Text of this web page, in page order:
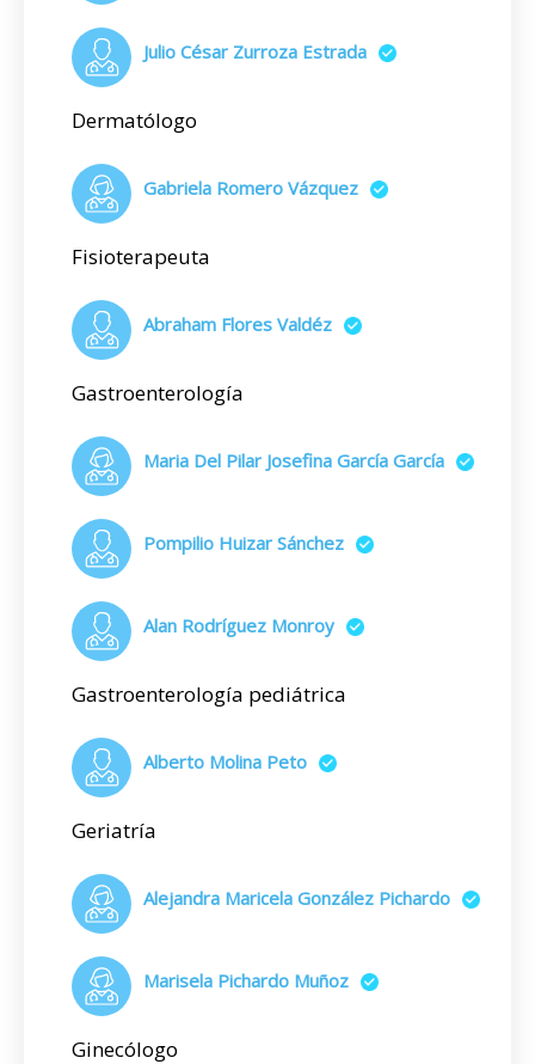
Julio César Zurroza Estrada
Dermatólogo
Gabriela Romero Vázquez
Fisioterapeuta
Abraham Flores Valdéz
Gastroenterología
Maria Del Pilar Josefina García García
Pompilio Huizar Sánchez
Alan Rodríguez Monroy
Gastroenterología pediátrica
Alberto Molina Peto
Geriatría
Alejandra Maricela González Pichardo
Marisela Pichardo Muñoz
Ginecólogo